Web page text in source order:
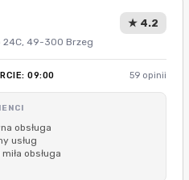
24C, 49-300 Brzeg
★ 4.2
09:00 59 opinii
obsługa
usług
obsługa